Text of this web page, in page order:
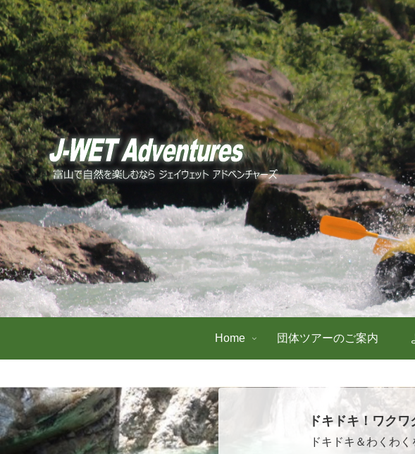
Home 団体ツアーのご案内
ドキドキ！ワク
ドキドキ＆わくわ